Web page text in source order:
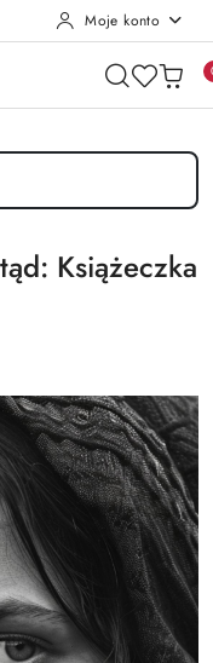
Moje konto
Książeczka